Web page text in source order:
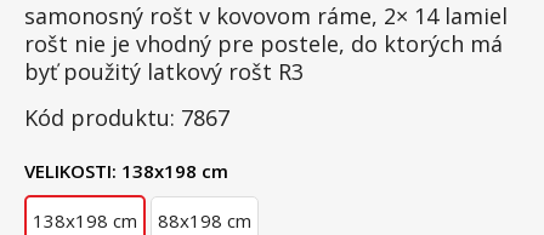
samonosný rošt v kovovom ráme, 2× 14 lamiel
rošt nie je vhodný pre postele, do ktorých má
byť použitý latkový rošt R3
Kód produktu: 7867
VELIKOSTI: 138x198 cm
138x198 cm 88x198 cm